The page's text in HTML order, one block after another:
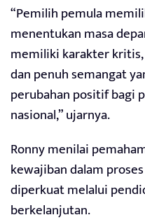
“Pemilih pemula
menentukan masa
memiliki karakter
dan penuh semangat
perubahan positif bagi
nasional,” ujarnya.
Ronny menilai
kewajiban dalam
diperkuat melalui
berkelanjutan.